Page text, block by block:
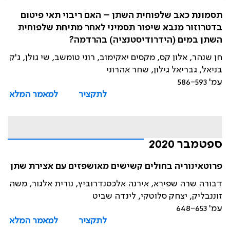
תסמונת כאב שלפוחית השתן – האם ריבוי תאי פיטום
בדטרוזור מנבא שיפור תסמיני לאחר מתיחת שלפוחית
השתן במים (הידרודיסטנציה) בהרדמה?
חן שנהר, אלון קס, מקסים יאקימוב, רוני טומשב, שי גולן, ג'ק
בניאל, גבריאל גילון, שחר אהרוני
עמ' 586-593
לתקציר
למאמר המלא
ספטמבר 2020
פרוטאינוריה בחולים קשישים מאושפזים עם אצירת שתן
דבורה שרה שפירא, אירנה אלכסנדרוביץ, נורית אלגור, משה
זוננבליק, יצחק סלוטקי, לינדה שביט
עמ' 648-653
לתקציר
למאמר המלא